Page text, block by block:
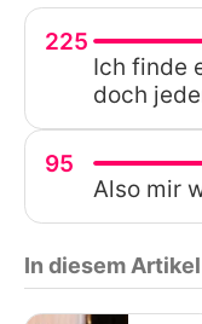
225
Ich finde
doch
95
Also mir
In diesem Artikel